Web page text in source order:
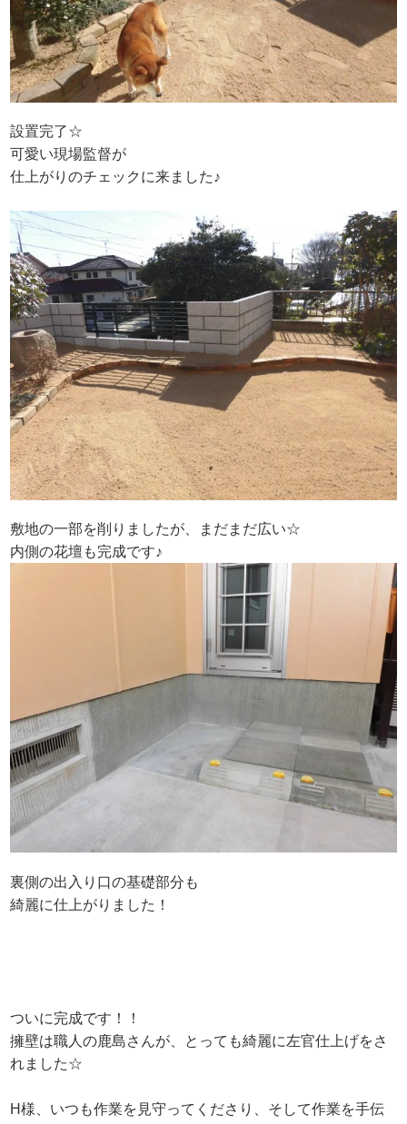
設置完了☆
可愛い現場監督が
仕上がりのチェックに来ました♪
敷地の一部を削りましたが、まだまだ広い☆
内側の花壇も完成です♪
裏側の出入り口の基礎部分も
綺麗に仕上がりました！
ついに完成です！！
擁壁は職人の鹿島さんが、とっても綺麗に左官仕上げをさ
れました☆
H様、いつも作業を見守ってくださり、そして作業を手伝